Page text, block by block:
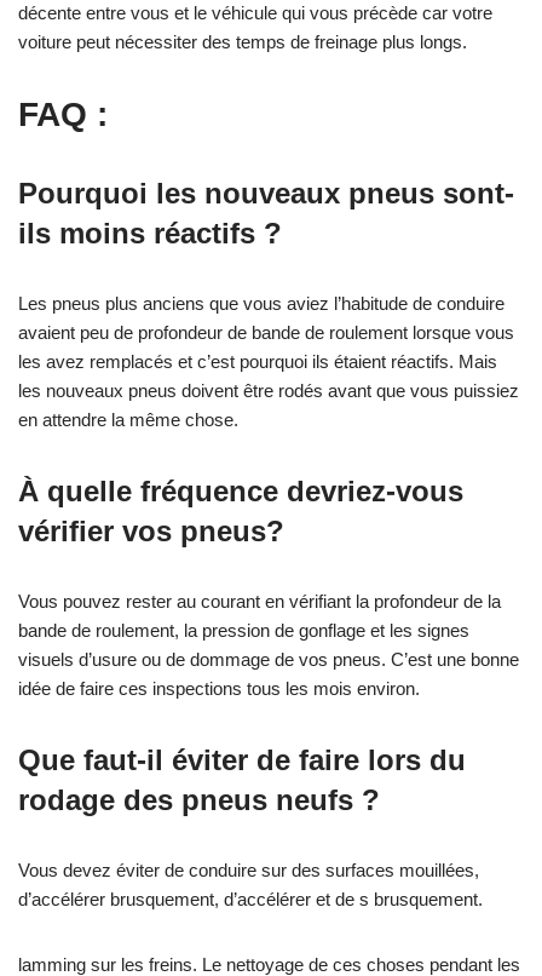
décente entre vous et le véhicule qui vous précède car votre
voiture peut nécessiter des temps de freinage plus longs.
FAQ :
Pourquoi les nouveaux pneus sont-
ils moins réactifs ?
Les pneus plus anciens que vous aviez l’habitude de conduire
avaient peu de profondeur de bande de roulement lorsque vous
les avez remplacés et c’est pourquoi ils étaient réactifs. Mais
les nouveaux pneus doivent être rodés avant que vous puissiez
en attendre la même chose.
À quelle fréquence devriez-vous
vérifier vos pneus?
Vous pouvez rester au courant en vérifiant la profondeur de la
bande de roulement, la pression de gonflage et les signes
visuels d’usure ou de dommage de vos pneus. C’est une bonne
idée de faire ces inspections tous les mois environ.
Que faut-il éviter de faire lors du
rodage des pneus neufs ?
Vous devez éviter de conduire sur des surfaces mouillées,
d’accélérer brusquement, d’accélérer et de s brusquement.
lamming sur les freins. Le nettoyage de ces choses pendant les